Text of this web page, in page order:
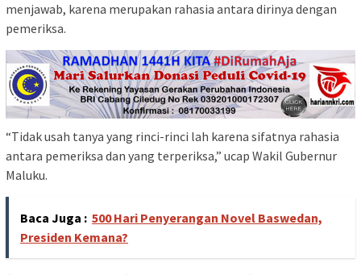
menjawab, karena merupakan rahasia antara dirinya dengan
pemeriksa.
“Tidak usah tanya yang rinci-rinci lah karena sifatnya rahasia
antara pemeriksa dan yang terperiksa,” ucap Wakil Gubernur
Maluku.
Baca Juga : 500 Hari Penyerangan Novel Baswedan,
Presiden Kemana?